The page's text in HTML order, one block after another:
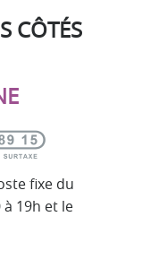
CÔTÉS
fixe du
19h et le